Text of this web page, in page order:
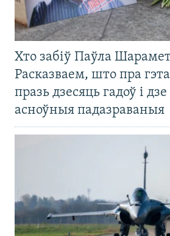
Хто забіў Паўла
Расказваем, што пра
празь дзесяць гадоў і
асноўныя падазраваныя